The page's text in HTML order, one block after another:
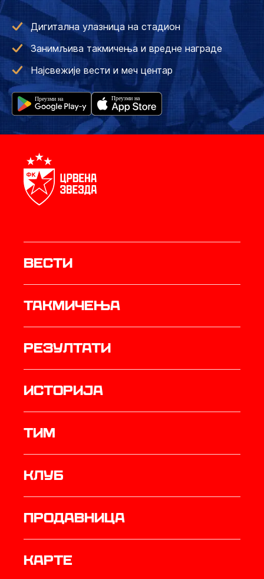
Дигитална улазница на стадион
Занимљива такмичења и вредне награде
Најсвежије вести и меч центар
Вести
Такмичења
резултати
историја
ТИМ
Клуб
продавница
Карте